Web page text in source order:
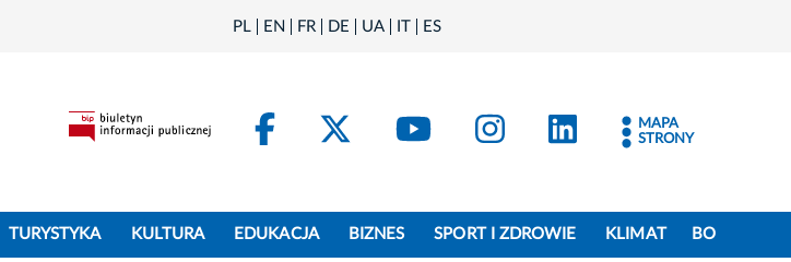
PL EN FR DE UA IT ES
FacebookKraków - X
Kraków - YouTube
Kraków - Instagram
Kraków -
MAPA
STRONY
TURYSTYKA KULTURA EDUKACJA BIZNES SPORT I ZDROWIE KLIMAT BO